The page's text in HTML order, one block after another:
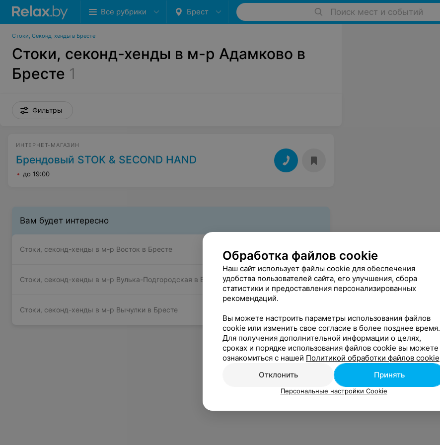
Все рубрики Брест Поиск мест и событий
Стоки, Секонд-хенды в Бресте
Стоки, секонд-хенды в м-р Адамково в
Бресте 1
Фильтры
ИНТЕРНЕТ-МАГАЗИН
Брендовый STOK & SECOND HAND
до 19:00
Вам будет интересно
Стоки, секонд-хенды в м-р Восток в Бресте
Стоки, секонд-хенды в м-р Вулька-Подгородская в Бресте
Стоки, секонд-хенды в м-р Вычулки в Бресте
Обработка файлов cookie
Наш сайт использует файлы cookie для обеспечения
удобства пользователей сайта, его улучшения, сбора
статистики и предоставления персонализированных
рекомендаций.
Вы можете настроить параметры использования файлов
cookie или изменить свое согласие в более позднее время.
Для получения дополнительной информации о целях,
сроках и порядке использования файлов cookie вы можете
ознакомиться с нашей Политикой обработки файлов cookie
Отклонить
Принять
Персональные настройки Cookie